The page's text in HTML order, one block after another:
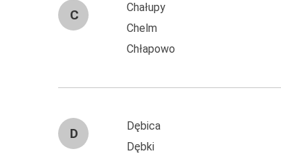
C
Chałupy
Chelm
Chłapowo
D
Dębica
Dębki